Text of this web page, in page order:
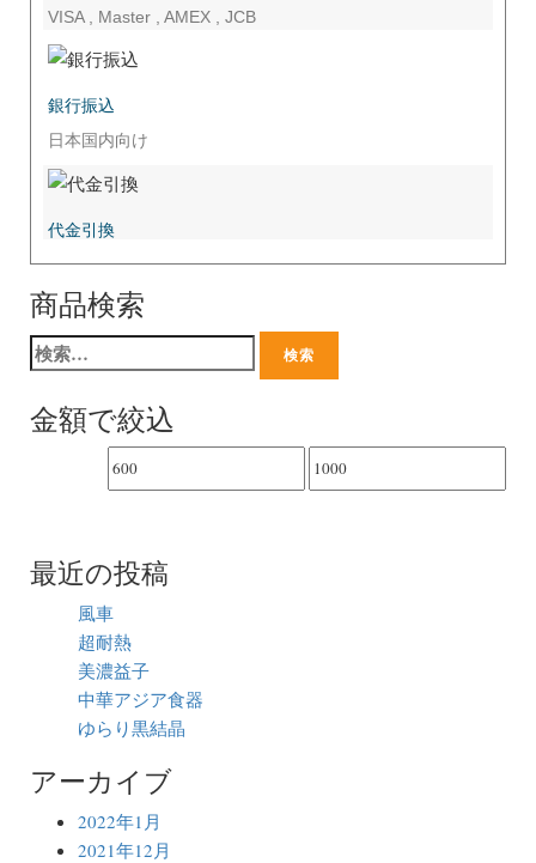
VISA , Master , AMEX , JCB
銀行振込
日本国内向け
代金引換
商品検索
金額で絞込
最近の投稿
風車
超耐熱
美濃益子
中華アジア食器
ゆらり黒結晶
アーカイブ
2022年1月
2021年12月